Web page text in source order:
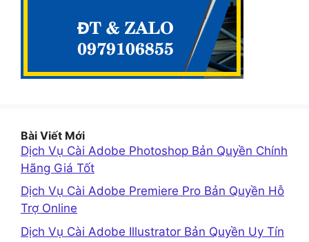
Bài Viết Mới
Dịch Vụ Cài Adobe Photoshop Bản Quyền Chính
Hãng Giá Tốt
Dịch Vụ Cài Adobe Premiere Pro Bản Quyền Hỗ
Trợ Online
Dịch Vụ Cài Adobe Illustrator Bản Quyền Uy Tín